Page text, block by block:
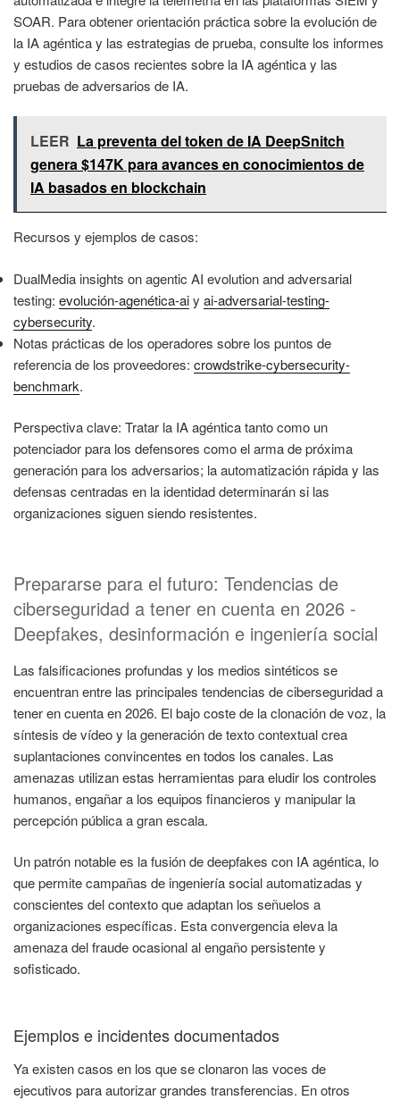
SOAR. Para obtener orientación práctica sobre la evolución de
la IA agéntica y las estrategias de prueba, consulte los informes
y estudios de casos recientes sobre la IA agéntica y las
pruebas de adversarios de IA.
LEER La preventa del token de IA DeepSnitch
genera $147K para avances en conocimientos de
IA basados en blockchain
Recursos y ejemplos de casos:
DualMedia insights on agentic AI evolution and adversarial
testing: evolución-agenética-aiy ai-adversarial-testing-
cybersecurity.
Notas prácticas de los operadores sobre los puntos de
referencia de los proveedores: crowdstrike-cybersecurity-
benchmark.
Perspectiva clave: Tratar la IA agéntica tanto como un
potenciador para los defensores como el arma de próxima
generación para los adversarios; la automatización rápida y las
defensas centradas en la identidad determinarán si las
organizaciones siguen siendo resistentes.
Prepararse para el futuro: Tendencias de
ciberseguridad a tener en cuenta en 2026 -
Deepfakes, desinformación e ingeniería social
Las falsificaciones profundas y los medios sintéticos se
encuentran entre las principales tendencias de ciberseguridad a
tener en cuenta en 2026. El bajo coste de la clonación de voz, la
síntesis de vídeo y la generación de texto contextual crea
suplantaciones convincentes en todos los canales. Las
amenazas utilizan estas herramientas para eludir los controles
humanos, engañar a los equipos financieros y manipular la
percepción pública a gran escala.
Un patrón notable es la fusión de deepfakes con IA agéntica, lo
que permite campañas de ingeniería social automatizadas y
conscientes del contexto que adaptan los señuelos a
organizaciones específicas. Esta convergencia eleva la
amenaza del fraude ocasional al engaño persistente y
sofisticado.
Ejemplos e incidentes documentados
Ya existen casos en los que se clonaron las voces de
ejecutivos para autorizar grandes transferencias. En otros